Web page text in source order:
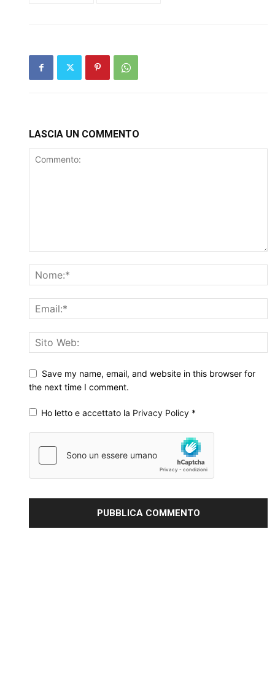
LASCIA UN COMMENTO
Save my name, email, and website in this browser for
the next time I comment.
Ho letto e accettato la Privacy Policy *